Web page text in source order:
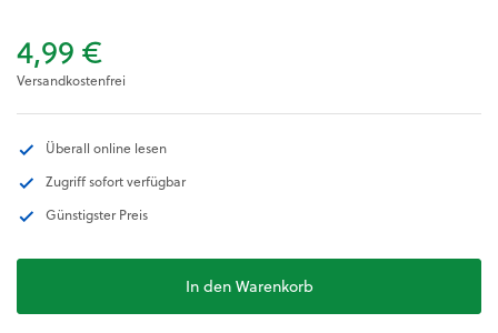
4,99 €
Versandkostenfrei
Überall online lesen
Zugriff sofort verfügbar
Günstigster Preis
In den Warenkorb